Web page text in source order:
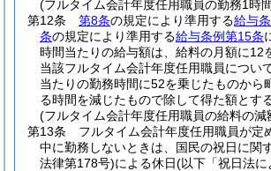
(フルタイム会計年度任用職員の勤務1時
第12条
第8条の規定により準用する給与
条の規定により準用する給与条例第15条
時間当たりの給与額は、給料の月額に12
当該フルタイム会計年度任用職員につい
当たりの勤務時間に52を乗じたものから
る時間を減じたもので除して得た額とする
(フルタイム会計年度任用職員の給料の減
第13条
フルタイム会計年度任用職員が定
中に勤務しないときは、国民の祝日に関
法律第178号)による休日(以下「祝日法